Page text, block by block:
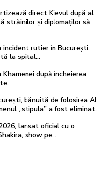
direct Kievul după al
străinilor și diplomaților să
incident rutier în București.
la spital…
după încheierea
bănuită de folosirea AI
„stipula” a fost eliminat.
lansat oficial cu o
show pe…